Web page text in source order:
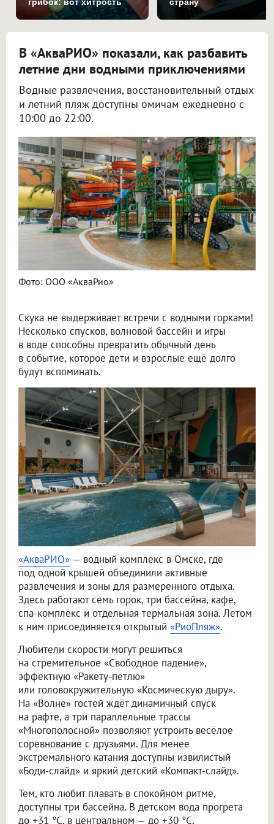
В «АкваРИО» показали, как разбавить
летние дни водными приключениями
Водные развлечения, восстановительный отдых
и летний пляж доступны омичам ежедневно с
10:00 до 22:00.
Фото: ООО «АкваРио»
Скука не выдерживает встречи с водными горками!
Несколько спусков, волновой бассейн и игры
в воде способны превратить обычный день
в событие, которое дети и взрослые ещё долго
будут вспоминать.
«АкваРИО» — водный комплекс в Омске, где
под одной крышей объединили активные
развлечения и зоны для размеренного отдыха.
Здесь работают семь горок, три бассейна, кафе,
спа-комплекс и отдельная термальная зона. Летом
к ним присоединяется открытый «РиоПляж».
Любители скорости могут решиться
на стремительное «Свободное падение»,
эффектную «Ракету-петлю»
или головокружительную «Космическую дыру».
На «Волне» гостей ждёт динамичный спуск
на рафте, а три параллельные трассы
«Многополосной» позволяют устроить весёлое
соревнование с друзьями. Для менее
экстремального катания доступны извилистый
«Боди-слайд» и яркий детский «Компакт-слайд».
Тем, кто любит плавать в спокойном ритме,
доступны три бассейна. В детском вода прогрета
до +31 °C, в центральном — до +30 °C,